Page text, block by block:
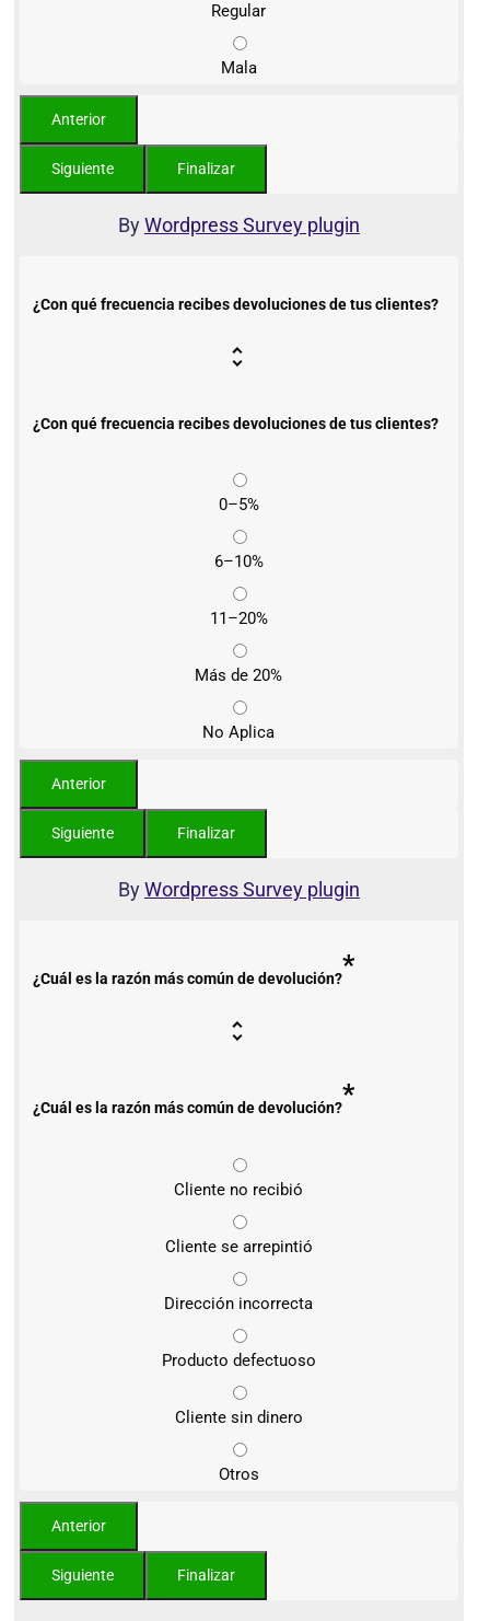
Regular
Mala
ByWordpress Survey plugin
¿Con qué frecuencia recibes devoluciones de tus clientes?
¿Con qué frecuencia recibes devoluciones de tus clientes?
0–5%
6–10%
11–20%
Más de 20%
No Aplica
ByWordpress Survey plugin
¿Cuál es la razón más común de devolución?*
¿Cuál es la razón más común de devolución?*
Cliente no recibió
Cliente se arrepintió
Dirección incorrecta
Producto defectuoso
Cliente sin dinero
Otros